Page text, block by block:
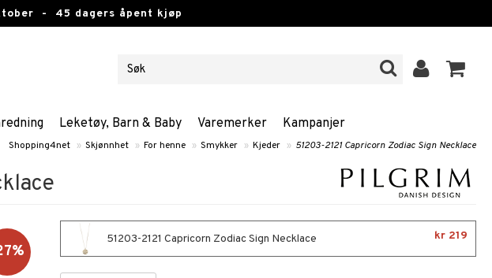
- 45 dagers åpent kjøp
Leketøy, Barn & Baby Varemerker Kampanjer
Shopping4net » Skjønnhet » For henne » Smykker » Kjeder » 51203-2121 Capricorn Zodiac Sign Necklace
51203-2121 Capricorn Zodiac Sign Necklace kr 219